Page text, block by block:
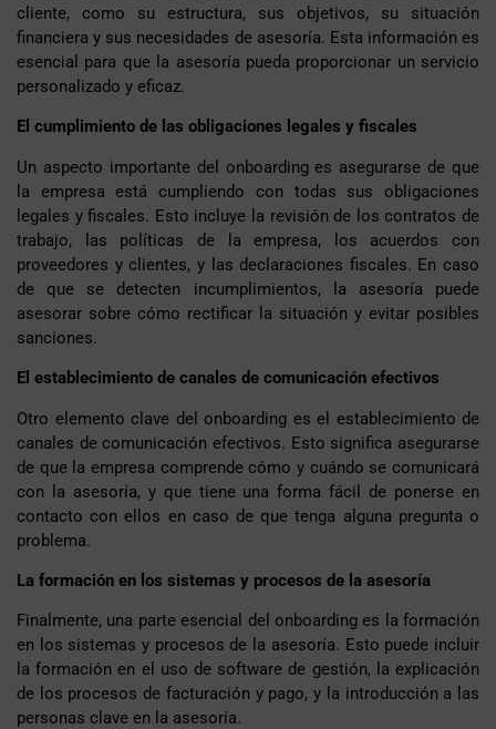
cliente, como su estructura, sus objetivos, su situación
financiera y sus necesidades de asesoría. Esta información es
esencial para que la asesoría pueda proporcionar un servicio
personalizado y eficaz.
El cumplimiento de las obligaciones legales y fiscales
Un aspecto importante del onboarding es asegurarse de que
la empresa está cumpliendo con todas sus obligaciones
legales y fiscales. Esto incluye la revisión de los contratos de
trabajo, las políticas de la empresa, los acuerdos con
proveedores y clientes, y las declaraciones fiscales. En caso
de que se detecten incumplimientos, la asesoría puede
asesorar sobre cómo rectificar la situación y evitar posibles
sanciones.
El establecimiento de canales de comunicación efectivos
Otro elemento clave del onboarding es el establecimiento de
canales de comunicación efectivos. Esto significa asegurarse
de que la empresa comprende cómo y cuándo se comunicará
con la asesoría, y que tiene una forma fácil de ponerse en
contacto con ellos en caso de que tenga alguna pregunta o
problema.
La formación en los sistemas y procesos de la asesoría
Finalmente, una parte esencial del onboarding es la formación
en los sistemas y procesos de la asesoría. Esto puede incluir
la formación en el uso de software de gestión, la explicación
de los procesos de facturación y pago, y la introducción a las
personas clave en la asesoría.